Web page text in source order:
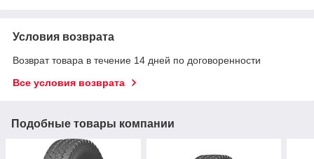
Условия возврата
Возврат товара в течение 14 дней по договоренности
Все условия возврата
Подобные товары компании